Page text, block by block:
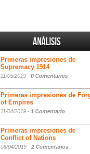
Análisis
Primeras impresiones de
Supremacy 1914
11/05/2019 - 0 Comentarios
Primeras impresiones de
of Empires
11/04/2019 - 1 Comentario
Primeras impresiones de
Conflict of Nations
06/04/2019 - 2 Comentarios